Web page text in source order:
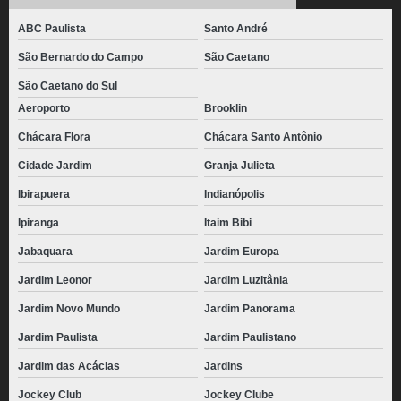
Baixada Santista
pão de queijo congelado atacado Aeroporto
pão de queijo de parmesão congelado valor Jockey Club
pão de queijo de parmesão congelado Parque do Chaves
pão de queijo empanado congelado valor Mandaqui
pão de queijo mineiro congelado valor Jardim Leonor Mendes de Barros
preço de pão de queijo empanado congelado Nossa Senhora do Ó
preço de pão de queijo mineiro congelado Jardim Panorama
distribuidora de pão de queijo chipa congelado Santa Cruz
pães de queijo mineiro congelado Vale do Paraíba
pão de queijo palito congelado valor Campinas
pão de queijo recheado congelado para revenda valor Monte Carmelo
distribuidora de pão de queijo recheado com catupiry congelado Jardim
ABC Paulista Santo André
São Bernardo do Campo São Caetano
São Caetano do Sul
Aeroporto
Brooklin
Chácara Flora Chácara Santo Antônio
Cidade Jardim Granja Julieta
Ibirapuera Indianópolis
Ipiranga Itaim Bibi
Jabaquara Jardim Europa
Jardim Leonor Jardim Luzitânia
Jardim Novo Mundo Jardim Panorama
Jardim Paulista Jardim Paulistano
Jardim das Acácias Jardins
Jockey Club Jockey Clube